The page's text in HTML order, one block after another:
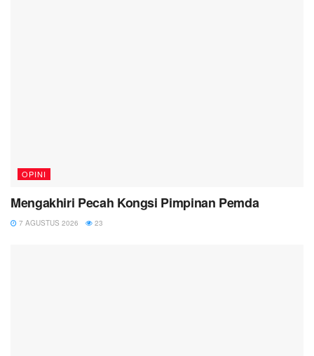
OPINI
Mengakhiri Pecah Kongsi Pimpinan Pemda
7 AGUSTUS 2026 23